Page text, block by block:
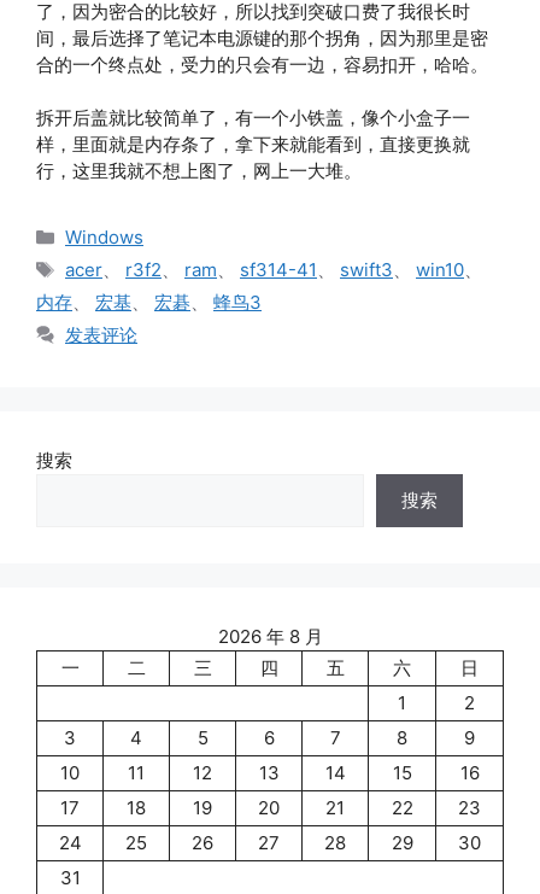
了，因为密合的比较好，所以找到突破口费了我很长时
间，最后选择了笔记本电源键的那个拐角，因为那里是密
合的一个终点处，受力的只会有一边，容易扣开，哈哈。
拆开后盖就比较简单了，有一个小铁盖，像个小盒子一
样，里面就是内存条了，拿下来就能看到，直接更换就
行，这里我就不想上图了，网上一大堆。
分
Windows
标
签
acer、 r3f2、 ram、 sf314-41 、 swift3、 win10、
内存、 宏基、 宏碁、 蜂鸟3
发表评论
搜索
搜索
2026 年 8 月
一
二 三 四 五 六
日
1
2
3
4 5 6 7 8
9
10
11 12 13 14 15
16
17
18 19 20 21 22
23
24
25 26 27 28 29
30
31